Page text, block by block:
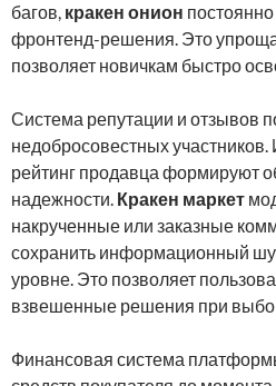
багов, кракен онион
фронтенд-решения. Это
позволяет новичкам быстро
Система репутации и отзывов
недобросовестных участников.
рейтинг продавца формируют
надежности. Кракен маркет
накрученные или заказные
сохранить информационный
уровне. Это позволяет
взвешенные решения при
Финансовая система